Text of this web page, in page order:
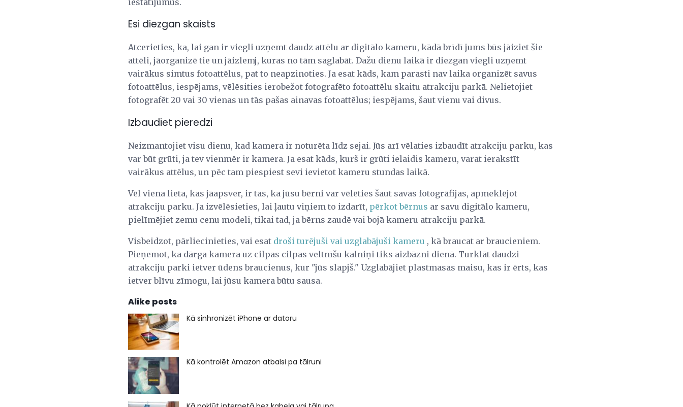
Esi diezgan skaists
Atcerieties, ka, lai gan ir viegli uzņemt daudz attēlu ar digitālo kameru, kādā brīdī jums būs jāiziet šie
attēli, jāorganizē tie un jāizlemj, kuras no tām saglabāt. Dažu dienu laikā ir diezgan viegli uzņemt
vairākus simtus fotoattēlus, pat to neapzinoties. Ja esat kāds, kam parasti nav laika organizēt savus
fotoattēlus, iespējams, vēlēsities ierobežot fotografēto fotoattēlu skaitu atrakciju parkā. Nelietojiet
fotografēt 20 vai 30 vienas un tās pašas ainavas fotoattēlus; iespējams, šaut vienu vai divus.
Izbaudiet pieredzi
Neizmantojiet visu dienu, kad kamera ir noturēta līdz sejai. Jūs arī vēlaties izbaudīt atrakciju parku, kas
var būt grūti, ja tev vienmēr ir kamera. Ja esat kāds, kurš ir grūti ielaidis kameru, varat ierakstīt
vairākus attēlus, un pēc tam piespiest sevi ievietot kameru stundas laikā.
Vēl viena lieta, kas jāapsver, ir tas, ka jūsu bērni var vēlēties šaut savas fotogrāfijas, apmeklējot
atrakciju parku. Ja izvēlēsieties, lai ļautu viņiem to izdarīt, pērkot bērnus ar savu digitālo kameru,
pielīmējiet zemu cenu modeli, tikai tad, ja bērns zaudē vai bojā kameru atrakciju parkā.
Visbeidzot, pārliecinieties, vai esat droši turējuši vai uzglabājuši kameru , kā braucat ar braucieniem.
Pieņemot, ka dārga kamera uz cilpas cilpas veltnīšu kalniņi tiks aizbāzni dienā. Turklāt daudzi
atrakciju parki ietver ūdens braucienus, kur "jūs slapjš." Uzglabājiet plastmasas maisu, kas ir ērts, kas
ietver blīvu zīmogu, lai jūsu kamera būtu sausa.
Alike posts
Kā sinhronizēt iPhone ar datoru
Kā kontrolēt Amazon atbalsi pa tālruni